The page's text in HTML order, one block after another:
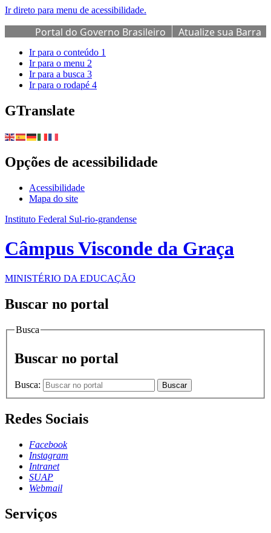
Ir direto para menu de acessibilidade.
Portal do Governo Brasileiro
Atualize sua Barra
de Governo
Ir para o conteúdo 1
Ir para o menu 2
Ir para a busca 3
Ir para o rodapé 4
GTranslate
Opções de acessibilidade
Acessibilidade
Mapa do site
Instituto Federal Sul-rio-grandense
Câmpus Visconde da Graça
MINISTÉRIO DA EDUCAÇÃO
Buscar no portal
Busca
Buscar no portal
Busca: Buscar
Redes Sociais
Facebook
Instagram
Intranet
SUAP
Webmail
Serviços